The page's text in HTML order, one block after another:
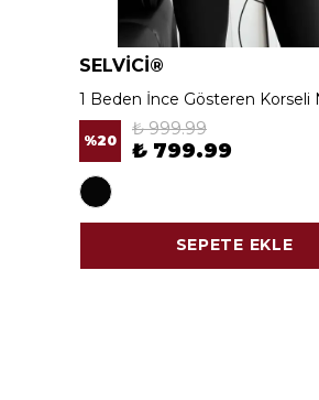
SELVİCİ®
%20
₺ 999.99
₺ 799.99
SEPETE EKLE